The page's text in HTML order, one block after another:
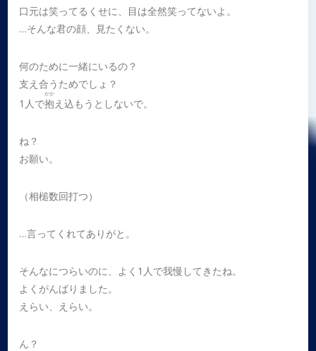
口元は笑ってるくせに、目は全然笑ってないよ。
…そんな君の顔、見たくない。
何のために一緒にいるの？
支え合うためでしょ？
1人で抱
かか
え込もうとしないで。
ね？
お願い。
（相槌数回打つ）
…言ってくれてありがと。
そんなにつらいのに、よく1人で我慢してきたね。
よくがんばりました。
えらい、えらい。
ん？